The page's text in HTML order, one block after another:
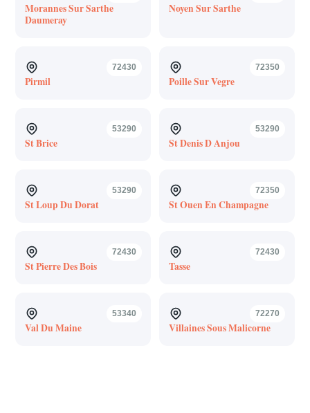
Morannes Sur Sarthe
Daumeray
Noyen Sur Sarthe
72430
Pirmil
72350
Poille Sur Vegre
53290
St Brice
53290
St Denis D Anjou
53290
St Loup Du Dorat
72350
St Ouen En Champagne
72430
St Pierre Des Bois
72430
Tasse
53340
Val Du Maine
72270
Villaines Sous Malicorne